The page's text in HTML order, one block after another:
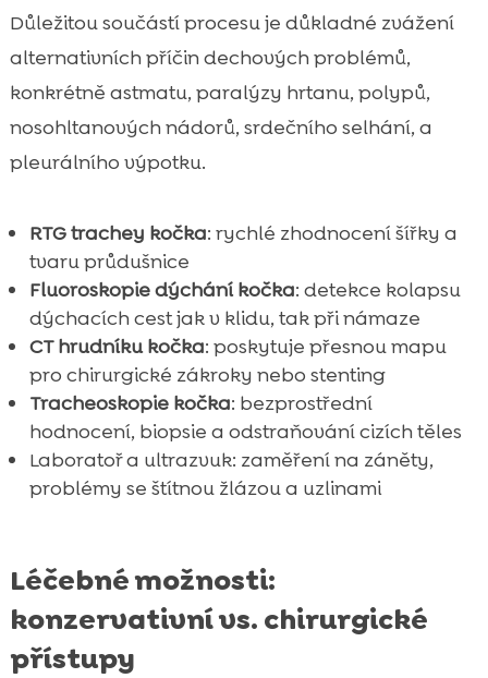
Důležitou součástí procesu je důkladné zvážení
alternativních příčin dechových problémů,
konkrétně astmatu, paralýzy hrtanu, polypů,
nosohltanových nádorů, srdečního selhání, a
pleurálního výpotku.
RTG trachey kočka: rychlé zhodnocení šířky a
tvaru průdušnice
Fluoroskopie dýchání kočka: detekce kolapsu
dýchacích cest jak v klidu, tak při námaze
CT hrudníku kočka: poskytuje přesnou mapu
pro chirurgické zákroky nebo stenting
Tracheoskopie kočka: bezprostřední
hodnocení, biopsie a odstraňování cizích těles
Laboratoř a ultrazvuk: zaměření na záněty,
problémy se štítnou žlázou a uzlinami
Léčebné možnosti:
konzervativní vs. chirurgické
přístupy